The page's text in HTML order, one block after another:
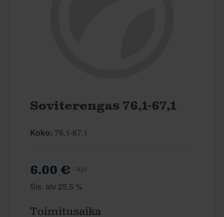
Soviterengas 76,1-67,1
Koko: 76,1-67,1
6.00 €
Sis. alv 25,5 %
Toimitusaika